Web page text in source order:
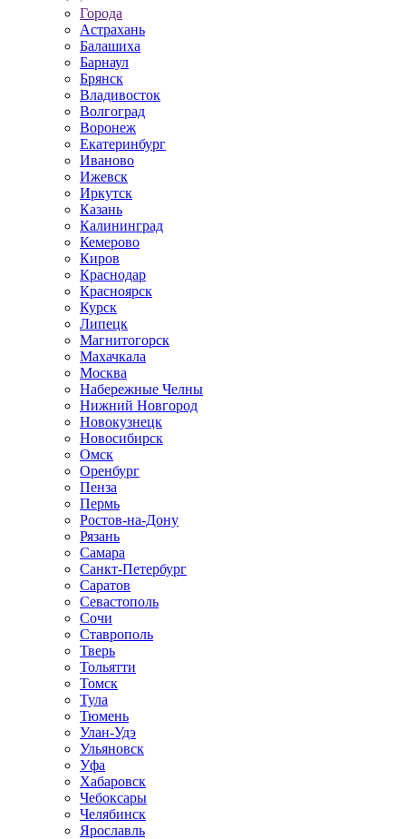
Города
Астрахань
Балашиха
Барнаул
Брянск
Владивосток
Волгоград
Воронеж
Екатеринбург
Иваново
Ижевск
Иркутск
Казань
Калининград
Кемерово
Киров
Краснодар
Красноярск
Курск
Липецк
Магнитогорск
Махачкала
Москва
Набережные Челны
Нижний Новгород
Новокузнецк
Новосибирск
Омск
Оренбург
Пенза
Пермь
Ростов-на-Дону
Рязань
Самара
Санкт-Петербург
Саратов
Севастополь
Сочи
Ставрополь
Тверь
Тольятти
Томск
Тула
Тюмень
Улан-Удэ
Ульяновск
Уфа
Хабаровск
Чебоксары
Челябинск
Ярославль